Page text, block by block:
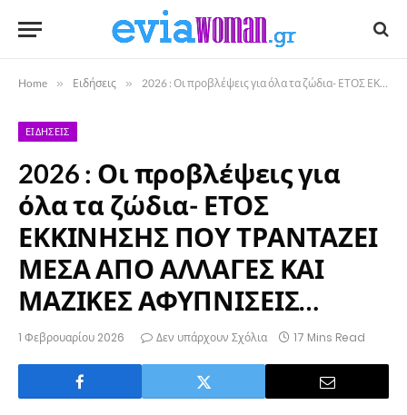
Home » Ειδήσεις » 2026 : Οι προβλέψεις για όλα τα ζώδια- ΕΤΟΣ ΕΚΚΙΝΗΣΗΣ ΠΟΥ ΤΡΑΝΤΑΖΕΙ ΜΕΣΑ ΑΠΟ ΑΛΛΑΓΕΣ ΚΑΙ ΜΑΖΙΚΕΣ ΑΦΥΠΝΙΣΕΙΣ…
ΕΙΔΉΣΕΙΣ
2026 : Οι προβλέψεις για
όλα τα ζώδια- ΕΤΟΣ
ΕΚΚΙΝΗΣΗΣ ΠΟΥ ΤΡΑΝΤΑΖΕΙ
ΜΕΣΑ ΑΠΟ ΑΛΛΑΓΕΣ ΚΑΙ
ΜΑΖΙΚΕΣ ΑΦΥΠΝΙΣΕΙΣ…
1 Φεβρουαρίου 2026 Δεν υπάρχουν Σχόλια 17 Mins Read